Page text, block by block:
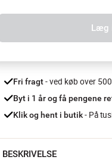
Læg
Fri fragt - ved køb over
Byt i 1 år og få pengene
Klik og hent i butik - På
BESKRIVELSE